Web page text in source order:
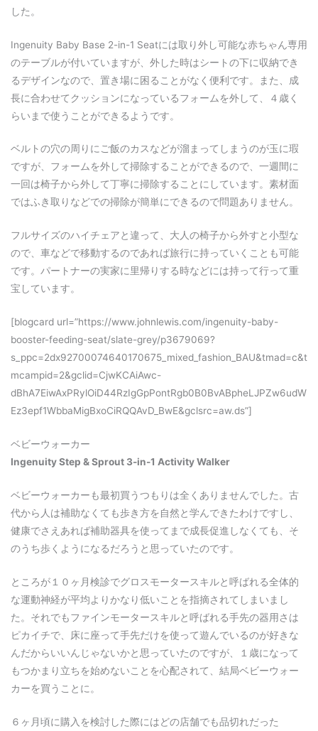
した。
Ingenuity Baby Base 2-in-1 Seatには取り外し可能な赤ちゃん専用
のテーブルが付いていますが、外した時はシートの下に収納でき
るデザインなので、置き場に困ることがなく便利です。また、成
長に合わせてクッションになっているフォームを外して、４歳く
らいまで使うことができるようです。
ベルトの穴の周りにご飯のカスなどが溜まってしまうのが玉に瑕
ですが、フォームを外して掃除することができるので、一週間に
一回は椅子から外して丁寧に掃除することにしています。素材面
ではふき取りなどでの掃除が簡単にできるので問題ありません。
フルサイズのハイチェアと違って、大人の椅子から外すと小型な
ので、車などで移動するのであれば旅行に持っていくことも可能
です。パートナーの実家に里帰りする時などには持って行って重
宝しています。
[blogcard url=”https://www.johnlewis.com/ingenuity-baby-
booster-feeding-seat/slate-grey/p3679069?
s_ppc=2dx92700074640170675_mixed_fashion_BAU&tmad=c&t
mcampid=2&gclid=CjwKCAiAwc-
dBhA7EiwAxPRylOiD44RzIgGpPontRgb0B0BvABpheLJPZw6udW
Ez3epf1WbbaMigBxoCiRQQAvD_BwE&gclsrc=aw.ds”]
ベビーウォーカー
Ingenuity Step & Sprout 3-in-1 Activity Walker
ベビーウォーカーも最初買うつもりは全くありませんでした。古
代から人は補助なくても歩き方を自然と学んできたわけですし、
健康でさえあれば補助器具を使ってまで成長促進しなくても、そ
のうち歩くようになるだろうと思っていたのです。
ところが１０ヶ月検診でグロスモータースキルと呼ばれる全体的
な運動神経が平均よりかなり低いことを指摘されてしまいまし
た。それでもファインモータースキルと呼ばれる手先の器用さは
ピカイチで、床に座って手先だけを使って遊んでいるのが好きな
んだからいいんじゃないかと思っていたのですが、１歳になって
もつかまり立ちを始めないことを心配されて、結局ベビーウォー
カーを買うことに。
６ヶ月頃に購入を検討した際にはどの店舗でも品切れだった